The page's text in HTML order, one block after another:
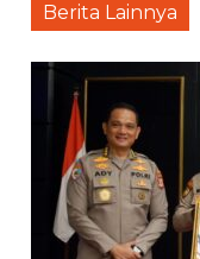
Berita Lainnya